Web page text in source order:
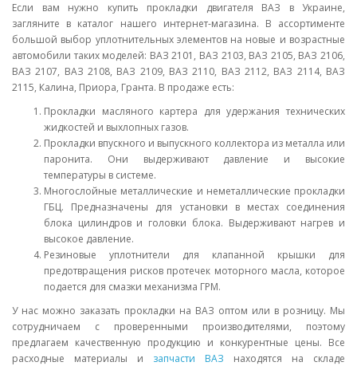
Если вам нужно купить прокладки двигателя ВАЗ в Украине,
загляните в каталог нашего интернет-магазина. В ассортименте
большой выбор уплотнительных элементов на новые и возрастные
автомобили таких моделей: ВАЗ 2101, ВАЗ 2103, ВАЗ 2105, ВАЗ 2106,
ВАЗ 2107, ВАЗ 2108, ВАЗ 2109, ВАЗ 2110, ВАЗ 2112, ВАЗ 2114, ВАЗ
2115, Калина, Приора, Гранта. В продаже есть:
Прокладки масляного картера для удержания технических
жидкостей и выхлопных газов.
Прокладки впускного и выпускного коллектора из металла или
паронита. Они выдерживают давление и высокие
температуры в системе.
Многослойные металлические и неметаллические прокладки
ГБЦ. Предназначены для установки в местах соединения
блока цилиндров и головки блока. Выдерживают нагрев и
высокое давление.
Резиновые уплотнители для клапанной крышки для
предотвращения рисков протечек моторного масла, которое
подается для смазки механизма ГРМ.
У нас можно заказать прокладки на ВАЗ оптом или в розницу. Мы
сотрудничаем с проверенными производителями, поэтому
предлагаем качественную продукцию и конкурентные цены. Все
расходные материалы и запчасти ВАЗ находятся на складе